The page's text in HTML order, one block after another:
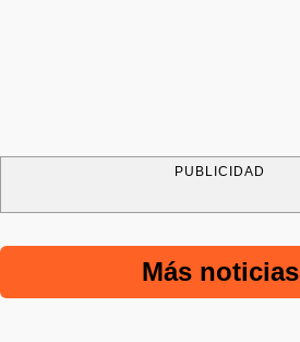
PUBLICIDAD
Más noticias